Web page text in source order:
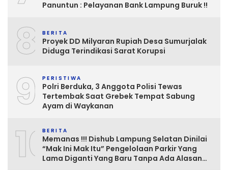
Panuntun : Pelayanan Bank Lampung Buruk !!
8 BERITA
Proyek DD Milyaran Rupiah Desa Sumurjalak
Diduga Terindikasi Sarat Korupsi
9 PERISTIWA
Polri Berduka, 3 Anggota Polisi Tewas
Tertembak Saat Grebek Tempat Sabung
Ayam di Waykanan
10BERITA
Memanas !!! Dishub Lampung Selatan Dinilai
“Mak Ini Mak Itu” Pengelolaan Parkir Yang
Lama Diganti Yang Baru Tanpa Ada Alasan